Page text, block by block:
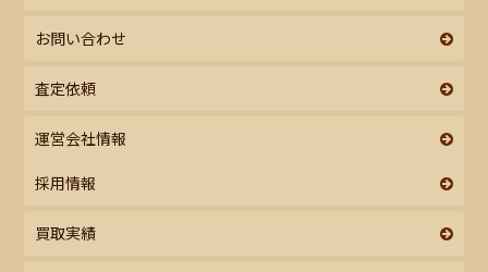
お問い合わせ
査定依頼
運営会社情報
採用情報
買取実績